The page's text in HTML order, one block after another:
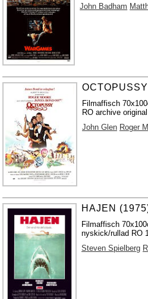
John Badham
Filmaffisch
RO archive original
John Glen Roger
HAJEN
Filmaffisch
nyskick/rullad RO
Steven Spielberg